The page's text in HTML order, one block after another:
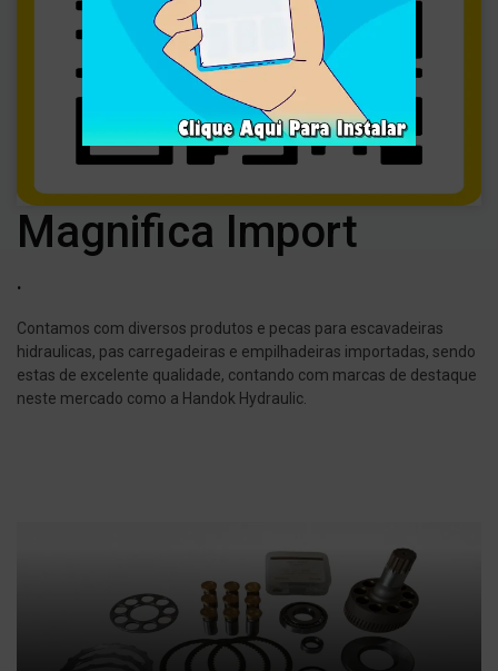
Magnifica Import
.
Contamos com diversos produtos e pecas para escavadeiras
hidraulicas, pas carregadeiras e empilhadeiras importadas, sendo
estas de excelente qualidade, contando com marcas de destaque
neste mercado como a Handok Hydraulic.